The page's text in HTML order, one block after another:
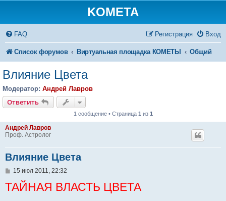
KOMETA
FAQ Вход
Регистрация
Список форумов Виртуальная площадка КОМЕТЫ Общий
Влияние Цвета
Модератор: Андрей Лавров
Ответить
1 сообщение • Страница 1 из 1
Андрей Лавров
Проф. Астролог
Влияние Цвета
С
о
б
15 июл 2011, 22:32
ТАЙНАЯ ВЛАСТЬ ЦВЕТА